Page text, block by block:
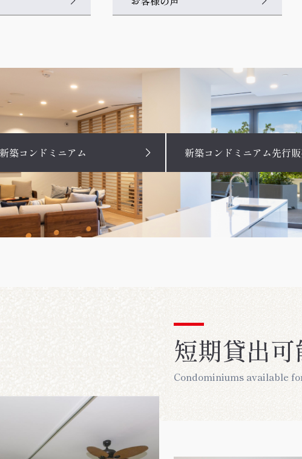
新築コンドミニアム 新築コンドミニアム先行
短期貸出
Condominiums available